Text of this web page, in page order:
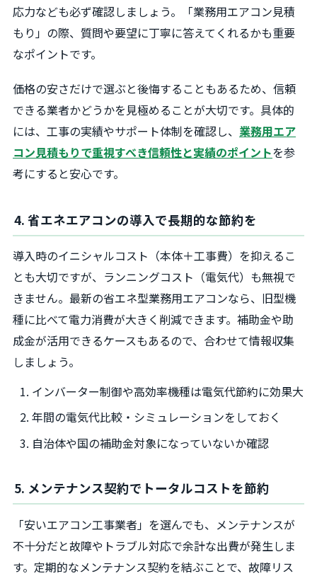
応力なども必ず確認しましょう。「業務用エアコン見積
もり」の際、質問や要望に丁寧に答えてくれるかも重要
なポイントです。
価格の安さだけで選ぶと後悔することもあるため、信頼
できる業者かどうかを見極めることが大切です。具体的
には、工事の実績やサポート体制を確認し、 業務用エア
コン見積もりで重視すべき信頼性と実績のポイントを参
考にすると安心です。
4. 省エネエアコンの導入で長期的な節約を
導入時のイニシャルコスト（本体＋工事費）を抑えるこ
とも大切ですが、ランニングコスト（電気代）も無視で
きません。最新の省エネ型業務用エアコンなら、旧型機
種に比べて電力消費が大きく削減できます。補助金や助
成金が活用できるケースもあるので、合わせて情報収集
しましょう。
インバーター制御や高効率機種は電気代節約に効果大
年間の電気代比較・シミュレーションをしておく
自治体や国の補助金対象になっていないか確認
5. メンテナンス契約でトータルコストを節約
「安いエアコン工事業者」を選んでも、メンテナンスが
不十分だと故障やトラブル対応で余計な出費が発生しま
す。定期的なメンテナンス契約を結ぶことで、故障リス